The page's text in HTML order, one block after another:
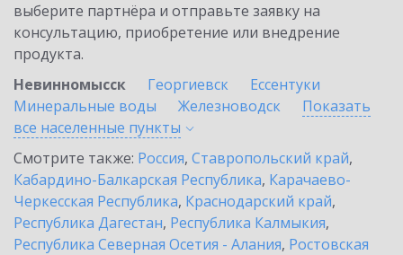
выберите партнёра и отправьте заявку на
консультацию, приобретение или внедрение
продукта.
Невинномысск
Георгиевск
Ессентуки
Минеральные воды
Железноводск
Показать
все населенные пункты
Смотрите также: Россия, Ставропольский край,
Кабардино-Балкарская Республика, Карачаево-
Черкесская Республика, Краснодарский край,
Республика Дагестан, Республика Калмыкия,
Республика Северная Осетия - Алания, Ростовская